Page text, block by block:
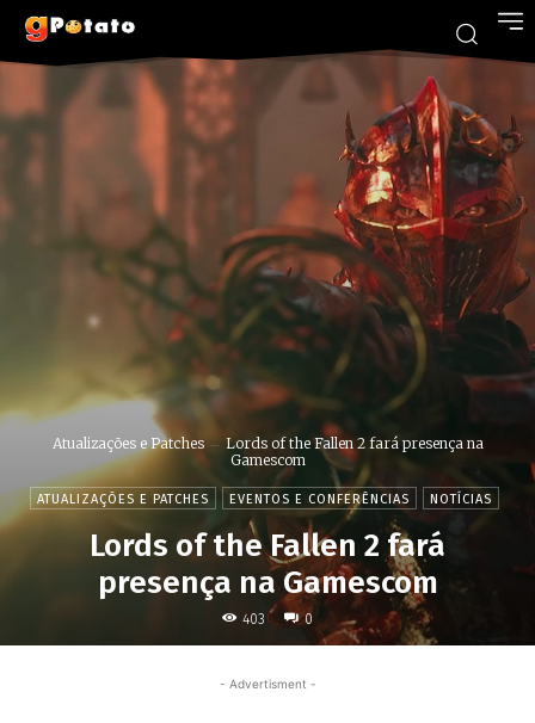
Atualizações e Patches
Lords of the Fallen 2 fará presença na
Gamescom
ATUALIZAÇÕES E PATCHES EVENTOS E CONFERÊNCIAS NOTÍCIAS
Lords of the Fallen 2 fará
presença na Gamescom
403 0
- Advertisment -